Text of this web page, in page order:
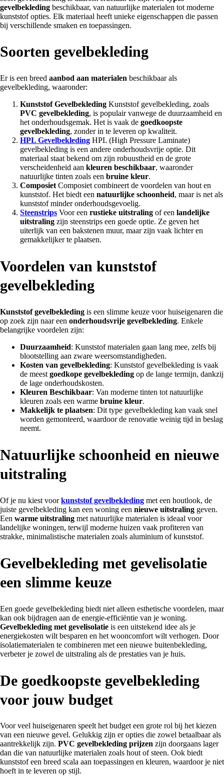
gevelbekleding beschikbaar, van natuurlijke materialen tot moderne
kunststof opties. Elk materiaal heeft unieke eigenschappen die passen
bij verschillende smaken en toepassingen.
Soorten gevelbekleding
Er is een breed aanbod aan materialen beschikbaar als
gevelbekleding, waaronder:
Kunststof Gevelbekleding Kunststof gevelbekleding, zoals
PVC gevelbekleding, is populair vanwege de duurzaamheid en
het onderhoudsgemak. Het is vaak de goedkoopste
gevelbekleding, zonder in te leveren op kwaliteit.
HPL Gevelbekleding HPL (High Pressure Laminate)
gevelbekleding is een andere onderhoudsvrije optie. Dit
materiaal staat bekend om zijn robuustheid en de grote
verscheidenheid aan kleuren beschikbaar, waaronder
natuurlijke tinten zoals een bruine kleur.
Composiet Composiet combineert de voordelen van hout en
kunststof. Het biedt een natuurlijke schoonheid, maar is net als
kunststof minder onderhoudsgevoelig.
Steenstrips Voor een rustieke uitstraling of een landelijke
uitstraling zijn steenstrips een goede optie. Ze geven het
uiterlijk van een bakstenen muur, maar zijn vaak lichter en
gemakkelijker te plaatsen.
Voordelen van kunststof
gevelbekleding
Kunststof gevelbekleding is een slimme keuze voor huiseigenaren die
op zoek zijn naar een onderhoudsvrije gevelbekleding. Enkele
belangrijke voordelen zijn:
Duurzaamheid: Kunststof materialen gaan lang mee, zelfs bij
blootstelling aan zware weersomstandigheden.
Kosten van gevelbekleding: Kunststof gevelbekleding is vaak
de meest goedkope gevelbekleding op de lange termijn, dankzij
de lage onderhoudskosten.
Kleuren Beschikbaar: Van moderne tinten tot natuurlijke
kleuren zoals een warme bruine kleur.
Makkelijk te plaatsen: Dit type gevelbekleding kan vaak snel
worden gemonteerd, waardoor de renovatie weinig tijd in beslag
neemt.
Natuurlijke schoonheid en nieuwe
uitstraling
Of je nu kiest voorkunststof gevelbekleding met een houtlook, de
juiste gevelbekleding kan een woning een nieuwe uitstraling geven.
Een warme uitstraling met natuurlijke materialen is ideaal voor
landelijke woningen, terwijl moderne huizen vaak profiteren van
strakke, minimalistische materialen zoals aluminium of kunststof.
Gevelbekleding met gevelisolatie
een slimme keuze
Een goede gevelbekleding biedt niet alleen esthetische voordelen, maar
kan ook bijdragen aan de energie-efficiëntie van je woning.
Gevelbekleding met gevelisolatie is een uitstekend idee als je
energiekosten wilt besparen en het wooncomfort wilt verhogen. Door
isolatiematerialen te combineren met een nieuwe buitenbekleding,
verbeter je zowel de uitstraling als de prestaties van je huis.
De goedkoopste gevelbekleding
voor jouw budget
Voor veel huiseigenaren speelt het budget een grote rol bij het kiezen
van een nieuwe gevel. Gelukkig zijn er opties die zowel betaalbaar als
aantrekkelijk zijn. PVC gevelbekleding prijzen zijn doorgaans lager
dan die van natuurlijke materialen zoals hout of steen. Ook biedt
kunststof een breed scala aan toepassingen en kleuren, waardoor je niet
hoeft in te leveren op stijl.